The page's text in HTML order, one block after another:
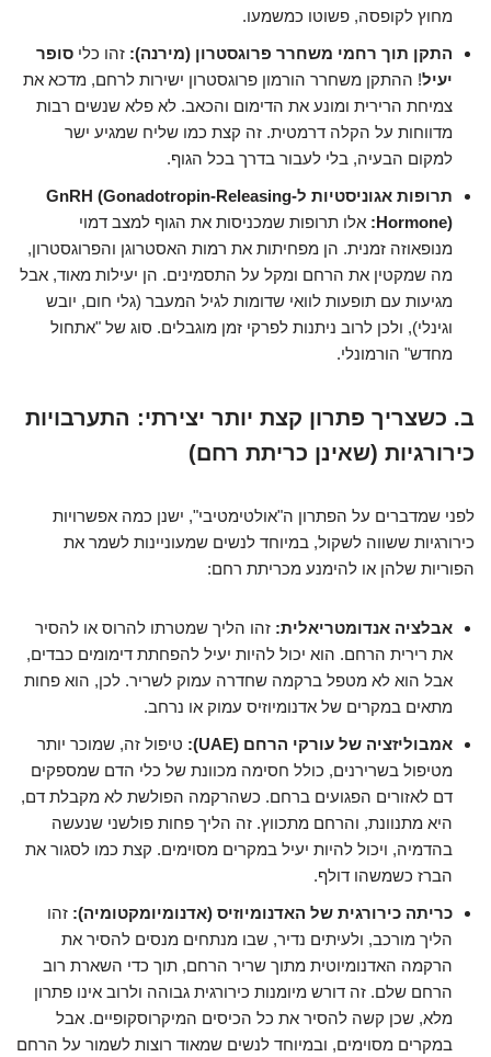
מחוץ לקופסה, פשוטו כמשמעו.
התקן תוך רחמי משחרר פרוגסטרון (מירנה): זהו כלי סופר
יעיל! ההתקן משחרר הורמון פרוגסטרון ישירות לרחם, מדכא את
צמיחת הרירית ומונע את הדימום והכאב. לא פלא שנשים רבות
מדווחות על הקלה דרמטית. זה קצת כמו שליח שמגיע ישר
למקום הבעיה, בלי לעבור בדרך בכל הגוף.
תרופות אגוניסטיות ל-GnRH (Gonadotropin-Releasing
Hormone): אלו תרופות שמכניסות את הגוף למצב דמוי
מנופאוזה זמנית. הן מפחיתות את רמות האסטרוגן והפרוגסטרון,
מה שמקטין את הרחם ומקל על התסמינים. הן יעילות מאוד, אבל
מגיעות עם תופעות לוואי שדומות לגיל המעבר (גלי חום, יובש
וגינלי), ולכן לרוב ניתנות לפרקי זמן מוגבלים. סוג של "אתחול
מחדש" הורמונלי.
ב. כשצריך פתרון קצת יותר יצירתי: התערבויות
כירורגיות (שאינן כריתת רחם)
לפני שמדברים על הפתרון ה"אולטימטיבי", ישנן כמה אפשרויות
כירורגיות ששווה לשקול, במיוחד לנשים שמעוניינות לשמר את
הפוריות שלהן או להימנע מכריתת רחם:
אבלציה אנדומטריאלית: זהו הליך שמטרתו להרוס או להסיר
את רירית הרחם. הוא יכול להיות יעיל להפחתת דימומים כבדים,
אבל הוא לא מטפל ברקמה שחדרה עמוק לשריר. לכן, הוא פחות
מתאים במקרים של אדנומיוזיס עמוק או נרחב.
אמבוליזציה של עורקי הרחם (UAE):
טיפול זה, שמוכר יותר
מטיפול בשרירנים, כולל חסימה מכוונת של כלי הדם שמספקים
דם לאזורים הפגועים ברחם. כשהרקמה הפולשת לא מקבלת דם,
היא מתנוונת, והרחם מתכווץ. זה הליך פחות פולשני שנעשה
בהדמיה, ויכול להיות יעיל במקרים מסוימים. קצת כמו לסגור את
הברז כשמשהו דולף.
כריתה כירורגית של האדנומיוזיס (אדנומיומקטומיה): זהו
הליך מורכב, ולעיתים נדיר, שבו מנתחים מנסים להסיר את
הרקמה האדנומיוטית מתוך שריר הרחם, תוך כדי השארת רוב
הרחם שלם. זה דורש מיומנות כירורגית גבוהה ולרוב אינו פתרון
מלא, שכן קשה להסיר את כל הכיסים המיקרוסקופיים. אבל
במקרים מסוימים, ובמיוחד לנשים שמאוד רוצות לשמור על הרחם